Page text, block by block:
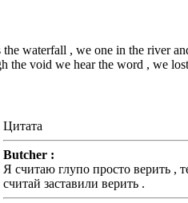
waterfall , we one in the river
the void we hear the word , we
Цитата
Butcher :
Я считаю глупо просто верить ,
считай заставили верить .